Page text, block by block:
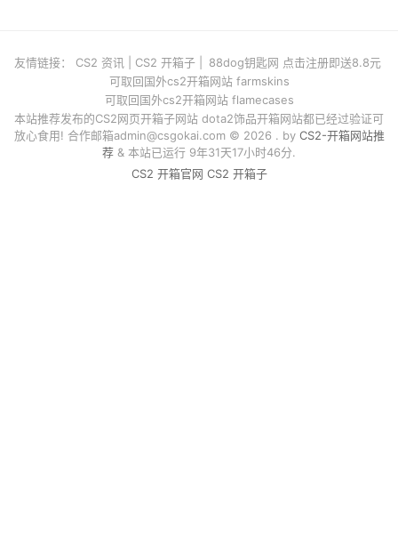
友情链接： CS2 资讯 CS2 开箱子
88dog钥匙网 点击注册即送8.8元
可取回国外cs2开箱网站 farmskins
可取回国外cs2开箱网站 flamecases
本站推荐发布的CS2网页开箱子网站 dota2饰品开箱网站都已经过验证可
放心食用! 合作邮箱admin@csgokai.com© 2026 . by CS2-开箱网站推
荐 & 本站已运行 9年31天17小时46分.
CS2 开箱官网 CS2 开箱子